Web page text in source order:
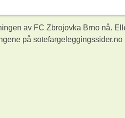
av FC Zbrojovka Brno nå.
på sotefargeleggingssider.no